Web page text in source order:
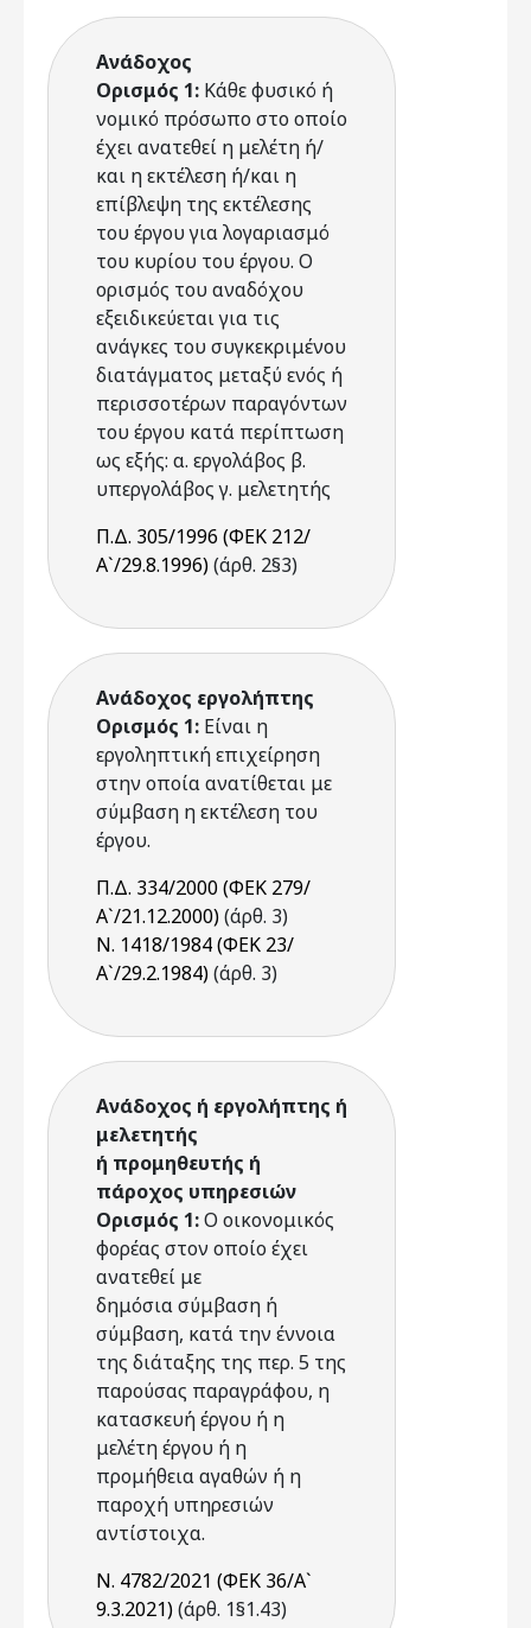
Ανάδοχος
Ορισμός 1: Κάθε φυσικό ή
νομικό πρόσωπο στο οποίο
έχει ανατεθεί η μελέτη ή/
και η εκτέλεση ή/και η
επίβλεψη της εκτέλεσης
του έργου για λογαριασμό
του κυρίου του έργου. Ο
ορισμός του αναδόχου
εξειδικεύεται για τις
ανάγκες του συγκεκριμένου
διατάγματος μεταξύ ενός ή
περισσοτέρων παραγόντων
του έργου κατά περίπτωση
ως εξής: α. εργολάβος β.
υπεργολάβος γ. μελετητής
Π.Δ. 305/1996 (ΦΕΚ 212/
Α`/29.8.1996)(άρθ. 2§3)
Ανάδοχος εργολήπτης
Ορισμός 1: Είναι η
εργοληπτική επιχείρηση
στην οποία ανατίθεται με
σύμβαση η εκτέλεση του
έργου.
Π.Δ. 334/2000 (ΦΕΚ 279/
Α`/21.12.2000)(άρθ. 3)
Ν. 1418/1984 (ΦΕΚ 23/
Α`/29.2.1984)(άρθ. 3)
Ανάδοχος ή εργολήπτης ή
μελετητής
ή προμηθευτής ή
πάροχος υπηρεσιών
Ορισμός 1:Ο οικονομικός
φορέας στον οποίο έχει
ανατεθεί με
δημόσια σύμβαση ή
σύμβαση, κατά την έννοια
της διάταξης της περ. 5 της
παρούσας παραγράφου, η
κατασκευή έργου ή η
μελέτη έργου ή η
προμήθεια αγαθών ή η
παροχή υπηρεσιών
αντίστοιχα.
Ν. 4782/2021 (ΦΕΚ 36/Α`
9.3.2021)(άρθ. 1§1.43)